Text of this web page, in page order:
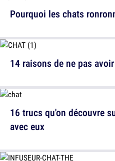
Pourquoi les chats
16 trucs qu'on découvre
avec eux
14 raisons de ne pas